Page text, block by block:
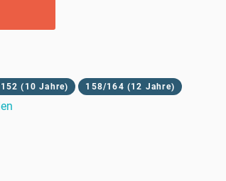
(10 Jahre) 158/164 (12 Jahre)